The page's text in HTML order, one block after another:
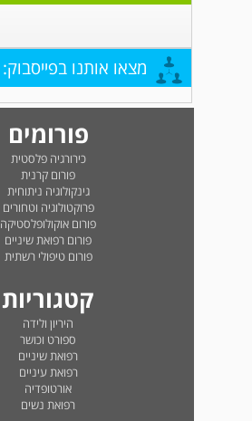
מצאו אותנו בפייסבוק:
פורומים
כירורגיה פלסטית
פורום קרנית
גינקולוגיה ניתוחית
פרוקטולוגיה וטחורים
פורום אוקולופלסטיקה
פורום רפואת שיניים
פורום טיפולי רשתית
קטגוריות
היריון ולידה
ספורט וכושר
רפואת שיניים
רפואת עיניים
אורטופדיה
רפואת נשים